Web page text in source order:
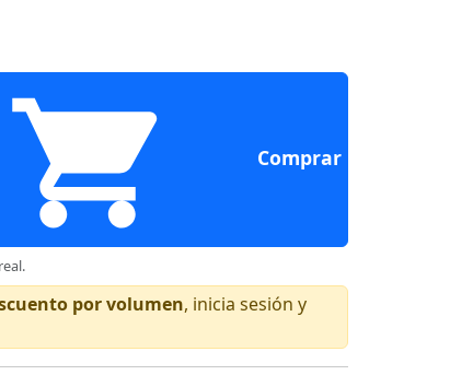
Comprar
por volumen, inicia sesión y